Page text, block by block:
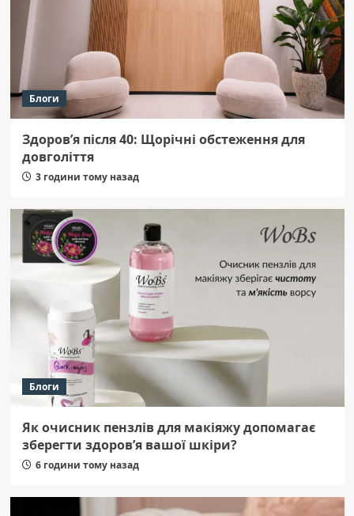
Блоги
Здоров’я після 40: Щорічні обстеження для
довголіття
3 години тому назад
Блоги
Як очисник пензлів для макіяжу допомагає
зберегти здоров’я вашої шкіри?
6 години тому назад